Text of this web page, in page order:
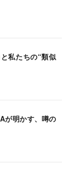
私たちの“類似
が明かす、噂の